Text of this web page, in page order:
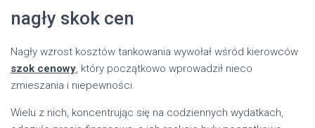
nagły skok cen
Nagły wzrost kosztów tankowania wywołał wśród kierowców
szok cenowy, który początkowo wprowadził nieco
zmieszania i niepewności.
Wielu z nich, koncentrując się na codziennych wydatkach,